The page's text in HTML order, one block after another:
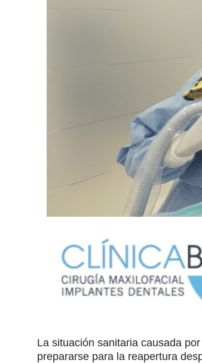
La situación sanitaria causada
prepararse para la reapertura